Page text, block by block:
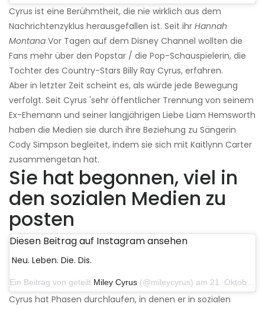
Cyrus ist eine Berühmtheit, die nie wirklich aus dem
Nachrichtenzyklus herausgefallen ist. Seit ihr Hannah
Montana Vor Tagen auf dem Disney Channel wollten die
Fans mehr über den Popstar / die Pop-Schauspielerin, die
Tochter des Country-Stars Billy Ray Cyrus, erfahren.
Aber in letzter Zeit scheint es, als würde jede Bewegung
verfolgt. Seit Cyrus 'sehr öffentlicher Trennung von seinem
Ex-Ehemann und seiner langjährigen Liebe Liam Hemsworth
haben die Medien sie durch ihre Beziehung zu Sängerin
Cody Simpson begleitet, indem sie sich mit Kaitlynn Carter
zusammengetan hat.
Sie hat begonnen, viel in
den sozialen Medien zu
posten
Diesen Beitrag auf Instagram ansehen
Neu. Leben. Die. Dis.
Ein Beitrag von geteilt Miley Cyrus (@mileycyrus) am 21. Oktober 2019 um 12:31 Uhr PDT
Cyrus hat Phasen durchlaufen, in denen er in sozialen